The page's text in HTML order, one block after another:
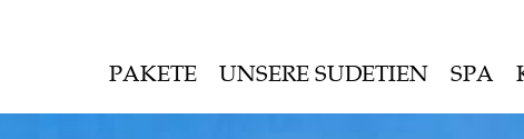
PAKETE UNSERE SUDETIEN SPA